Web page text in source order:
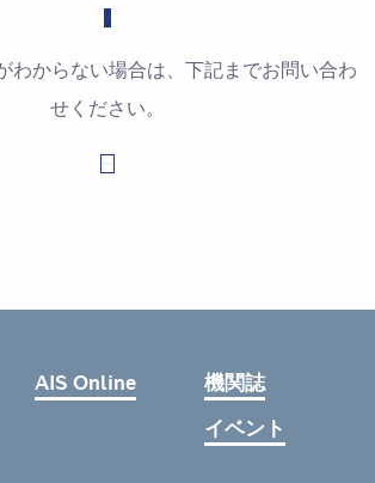
わからない場合は、下記までお問い合わ
せください。
AIS Online
機関誌
イベント